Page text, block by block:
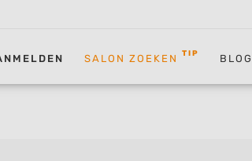
SALON ZOEKEN TIP BLOG